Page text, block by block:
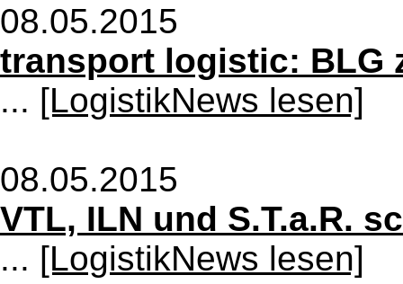
08.05.2015
transport logistic: BLG
... [LogistikNews lesen]
08.05.2015
VTL, ILN und S.T.a.R.
... [LogistikNews lesen]